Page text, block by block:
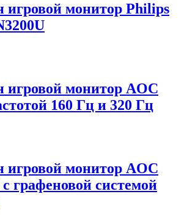
игровой монитор Philips
игровой монитор AOC
160 Гц и 320 Гц
игровой монитор AOC
графеновой системой